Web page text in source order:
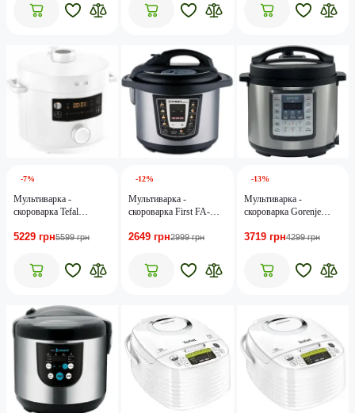
-7%
Мультиварка -
cкороварка Tefal
CY754130
5229 грн5599 грн
-12%
Мультиварка -
скороварка First FA-
2649 грн2999 грн
-13%
Мультиварка -
скороварка Gorenje
3719 грн4299 грн